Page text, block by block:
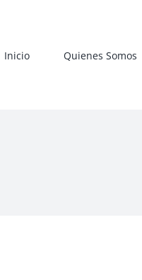
Inicio Quienes Somos